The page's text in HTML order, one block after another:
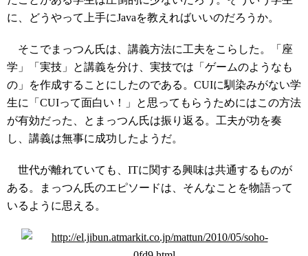
に、どうやって上手にJavaを教えればいいのだろうか。
そこでまっつん氏は、講義方法に工夫をこらした。「座
学」「実技」と講義を分け、実技では「ゲームのようなも
の」を作成することにしたのである。CUIに馴染みがない学
生に「CUIって面白い！」と思ってもらうためにはこの方法
が有効だった、とまっつん氏は振り返る。工夫が功を奏
し、講義は無事に成功したようだ。
世代が離れていても、ITに関する興味は共通するものが
ある。まっつん氏のエピソードは、そんなことを物語って
いるように思える。